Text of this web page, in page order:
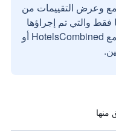
وعرض التقييمات من
فقط والتي تم إجراؤها
بواسطة مستخدمين حقيقيين مع HotelsCombined أو